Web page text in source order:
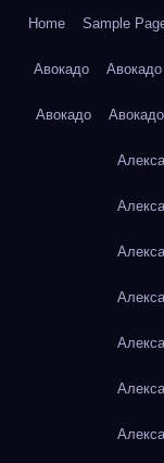
Home Sample
Авокадо Авокадо
Авокадо Авокадо